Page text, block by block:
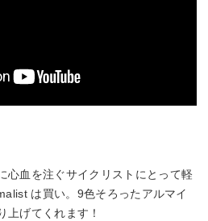
心血を注ぐサイクリストにとって軽
は買い。9色そろったアルマイ
上げてくれます！